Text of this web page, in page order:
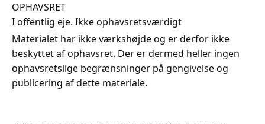
OPHAVSRET
I offentlig eje. Ikke ophavsretsværdigt
Materialet har ikke værkshøjde og er derfor ikke
beskyttet af ophavsret. Der er dermed heller ingen
ophavsretslige begrænsninger på gengivelse og
publicering af dette materiale.